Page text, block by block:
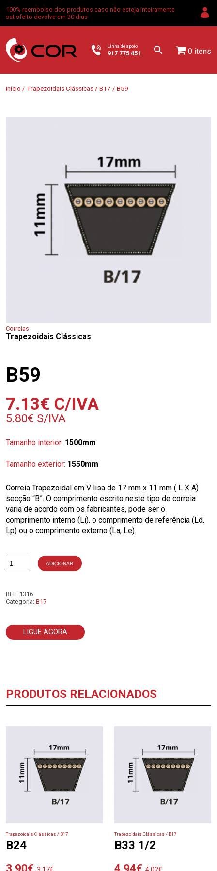
100% reembolso dos produtos caso não esteja inteiramente
satisfeito devolve em 30 dias
Linha de apoio
917 775 451 0 itens
Início / Trapezoidais Clássicas / B17 / B59
Correias
Trapezoidais Clássicas
B59
7.13€ C/IVA
5.80€ S/IVA
Tamanho interior: 1500mm
Tamanho exterior: 1550mm
Correia Trapezoidal em V lisa de 17 mm x 11 mm ( L X A)
secção “B”. O comprimento escrito neste tipo de correia
varia de acordo com os fabricantes, pode ser o
comprimento interno (Li), o comprimento de referência (Ld,
Lp) ou o comprimento externo (La, Le).
Quantidade
ADICIONAR
REF: 1316
Categoria: B17
LIGUE AGORA
PRODUTOS RELACIONADOS
Trapezoidais Clássicas / B17
B24
3.90€
Trapezoidais Clássicas / B17
B33 1/2
4.94€